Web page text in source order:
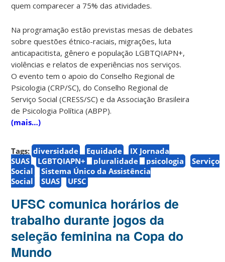
quem comparecer a 75% das atividades.
Na programação estão previstas mesas de debates
sobre questões étnico-raciais, migrações, luta
anticapacitista, gênero e população LGBTQIAPN+,
violências e relatos de experiências nos serviços.
O evento tem o apoio do Conselho Regional de
Psicologia (CRP/SC), do Conselho Regional de
Serviço Social (CRESS/SC) e da Associação Brasileira
de Psicologia Política (ABPP).
(mais…)
Tags: diversidade Equidade
IX Jornada
SUAS
LGBTQIAPN+ pluralidade psicologia
Serviço
Social
Sistema Único da Assistência
Social
SUAS UFSC
UFSC comunica horários de
trabalho durante jogos da
seleção feminina na Copa do
Mundo